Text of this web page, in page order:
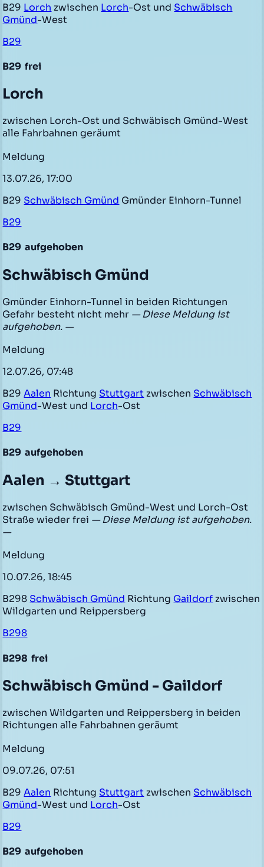
B29 Lorch zwischen Lorch-Ost und Schwäbisch
Gmünd-West
B29
B29 frei
Lorch
zwischen Lorch-Ost und Schwäbisch Gmünd-West
alle Fahrbahnen geräumt
Meldung
13.07.26, 17:00
B29 Schwäbisch Gmünd Gmünder Einhorn-Tunnel
B29
B29 aufgehoben
Schwäbisch Gmünd
Gmünder Einhorn-Tunnel in beiden Richtungen
Gefahr besteht nicht mehr — Diese Meldung ist
aufgehoben. —
Meldung
12.07.26, 07:48
B29Aalen Richtung Stuttgart zwischen Schwäbisch
Gmünd-West und Lorch-Ost
B29
B29 aufgehoben
Aalen → Stuttgart
zwischen Schwäbisch Gmünd-West und Lorch-Ost
Straße wieder frei — Diese Meldung ist aufgehoben.
—
Meldung
10.07.26, 18:45
B298 Schwäbisch Gmünd Richtung Gaildorf zwischen
Wildgarten und Reippersberg
B298
B298 frei
Schwäbisch Gmünd - Gaildorf
zwischen Wildgarten und Reippersberg in beiden
Richtungen alle Fahrbahnen geräumt
Meldung
09.07.26, 07:51
B29Aalen Richtung Stuttgart zwischen Schwäbisch
Gmünd-West und Lorch-Ost
B29
B29 aufgehoben